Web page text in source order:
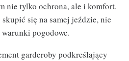
nie tylko ochrona, ale i komfort.
się na samej jeździe, nie
pogodowe.
garderoby podkreślający